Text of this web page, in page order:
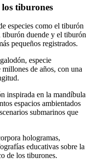
tiburones
especies como el tiburón
duende y el tiburón
pequeños registrados.
especie
de años, con una
inspirada en la mandíbula
espacios ambientados
submarinos que
hologramas,
educativas sobre la
de los tiburones.